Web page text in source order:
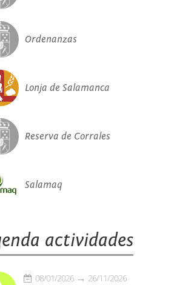
Ordenanzas
Lonja de Salamanca
Reserva de Corrales
Salamaq
actividades
08/01/2026 26/11/2026